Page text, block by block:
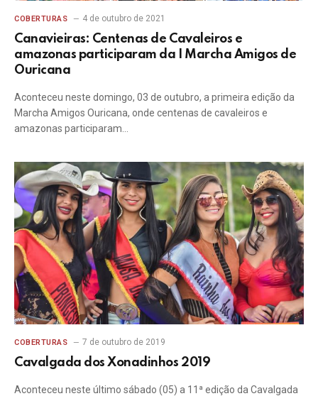
COBERTURAS 4 de outubro de 2021
Canavieiras: Centenas de Cavaleiros e
amazonas participaram da I Marcha Amigos de
Ouricana
Aconteceu neste domingo, 03 de outubro, a primeira edição da
Marcha Amigos Ouricana, onde centenas de cavaleiros e
amazonas participaram…
COBERTURAS 7 de outubro de 2019
Cavalgada dos Xonadinhos 2019
Aconteceu neste último sábado (05) a 11ª edição da Cavalgada